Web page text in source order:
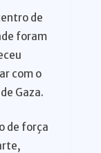
de
foram
com o
Gaza.
de força